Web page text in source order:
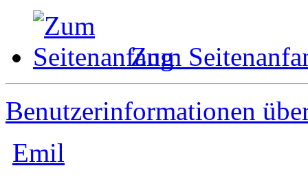
Zum
Benutzerinformationen
Emil